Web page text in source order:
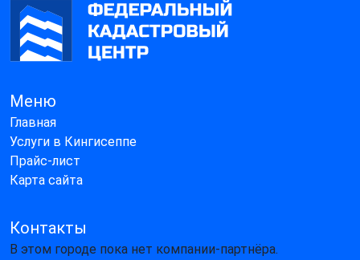
Меню
Главная
Услуги в Кингисеппе
Прайс-лист
Карта сайта
Контакты
В этом городе пока нет компании-партнёра.